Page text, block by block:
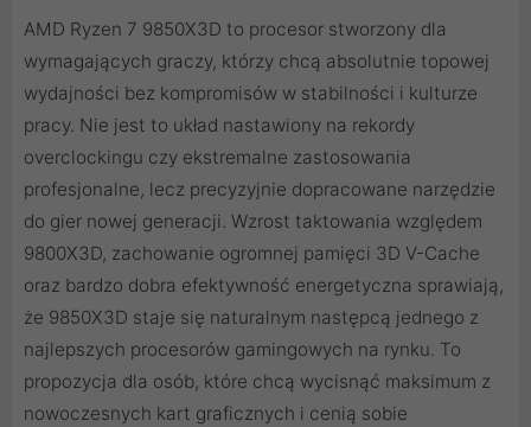
AMD Ryzen 7 9850X3D to procesor stworzony dla
wymagających graczy, którzy chcą absolutnie topowej
wydajności bez kompromisów w stabilności i kulturze
pracy. Nie jest to układ nastawiony na rekordy
overclockingu czy ekstremalne zastosowania
profesjonalne, lecz precyzyjnie dopracowane narzędzie
do gier nowej generacji. Wzrost taktowania względem
9800X3D, zachowanie ogromnej pamięci 3D V-Cache
oraz bardzo dobra efektywność energetyczna sprawiają,
że 9850X3D staje się naturalnym następcą jednego z
najlepszych procesorów gamingowych na rynku. To
propozycja dla osób, które chcą wycisnąć maksimum z
nowoczesnych kart graficznych i cenią sobie